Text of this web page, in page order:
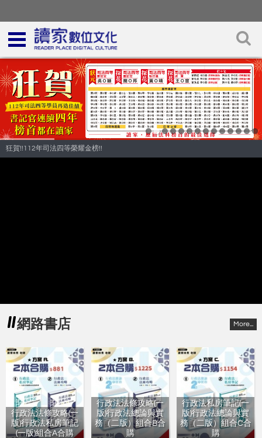
狂賀!!112年司法四等榮耀金榜!!
網路書店 More...
行政法法條攻略(一
版)行政法私房筆記
(一版)組合A合購
行政法法條攻略(一
版)行政法總論與實
務（二版）組合B合
購
行政法私房筆記(一
版)行政法總論與實
務（二版）組合C合
購